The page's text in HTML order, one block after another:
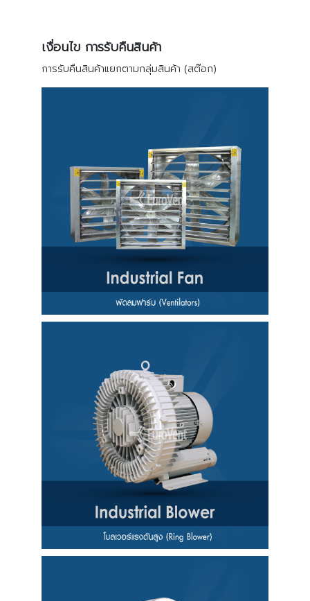
เงื่อนไข การรับคืนสินค้า
การรับคืนสินค้าแยกตามกลุ่มสินค้า (สต๊อก)